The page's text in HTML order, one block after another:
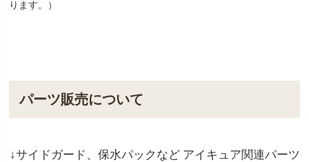
ります。）
パーツ販売について
↓サイドガード、保水パックなど アイキュア関連パーツ